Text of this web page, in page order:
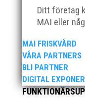
Ditt företag
MAI eller
MAI FRISKVÅRD
VÅRA PARTNERS
BLI PARTNER
DIGITAL
Sylvesterloppet
enkel, ett eller två
respektive 5,4
främsta i varje...